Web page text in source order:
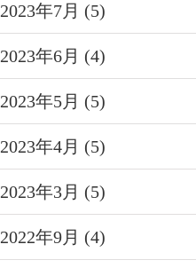
2023年7月 (5)
2023年6月 (4)
2023年5月 (5)
2023年4月 (5)
2023年3月 (5)
2022年9月 (4)